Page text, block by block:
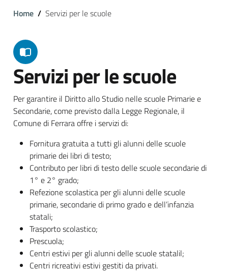
Home Servizi per le scuole
Servizi per le scuole
Per garantire il Diritto allo Studio nelle scuole Primarie e
Secondarie, come previsto dalla Legge Regionale, il
Comune di Ferrara offre i servizi di:
Fornitura gratuita a tutti gli alunni delle scuole
primarie dei libri di testo;
Contributo per libri di testo delle scuole secondarie di
1° e 2° grado;
Refezione scolastica per gli alunni delle scuole
primarie, secondarie di primo grado e dell’infanzia
statali;
Trasporto scolastico;
Prescuola;
Centri estivi per gli alunni delle scuole statalil;
Centri ricreativi estivi gestiti da privati.